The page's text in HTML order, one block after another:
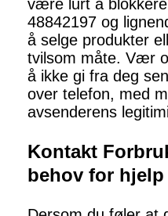
være lurt å
48842197 og
å selge produkter
tvilsom måte. Vær
å ikke gi fra deg
over telefon, med
avsenderens
Kontakt
behov for hjelp